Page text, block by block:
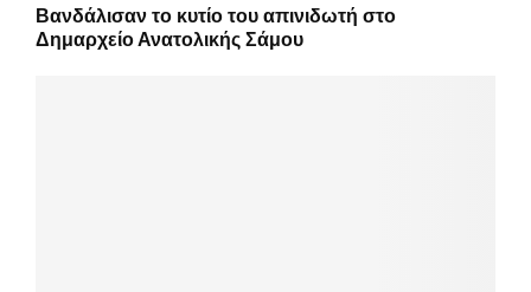
Βανδάλισαν το κυτίο του απινιδωτή στο
Δημαρχείο Ανατολικής Σάμου